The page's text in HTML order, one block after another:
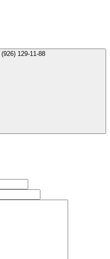
+7 (926) 129-11-88